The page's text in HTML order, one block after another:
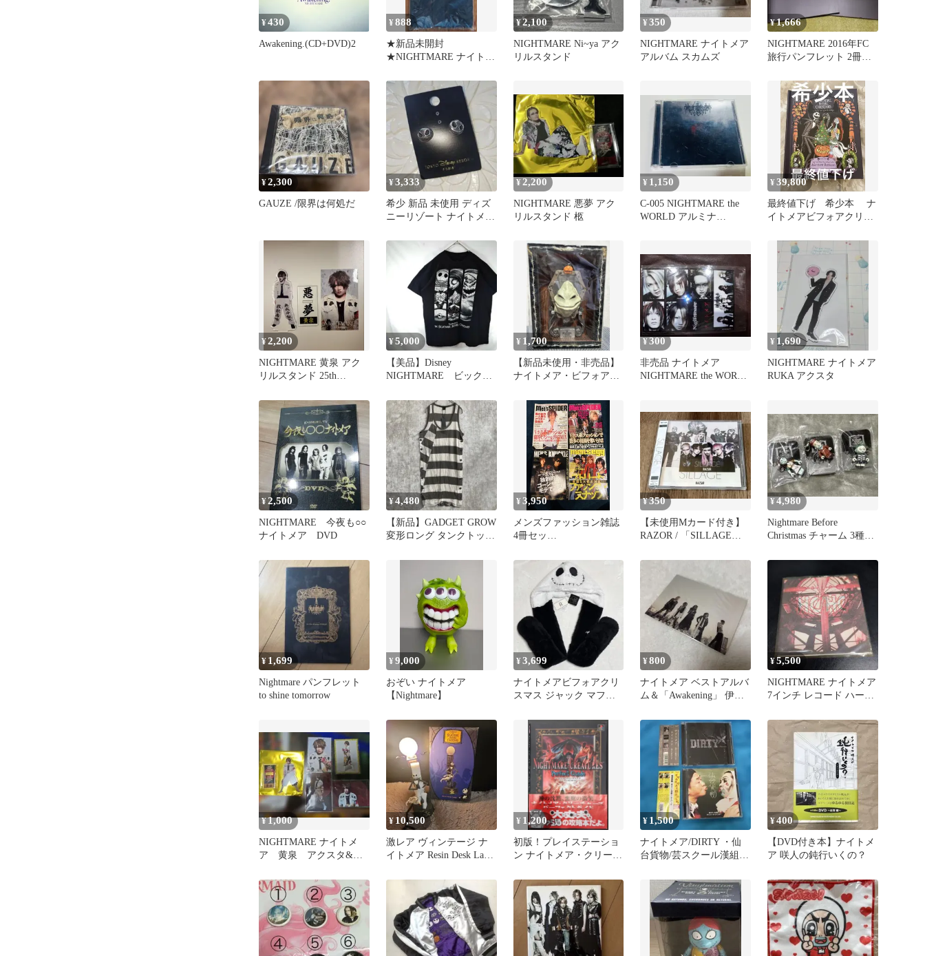
¥430
Awakening.(CD+DVD)2
¥888
★新品未開封
★NIGHTMARE ナイトメ
ータオル 物販
¥2,100
NIGHTMARE Ni~ya アク
リルスタンド
¥350
NIGHTMARE ナイトメア
アルバム スカムズ
¥1,666
NIGHTMARE 2016年FC
旅行パンフレット 2冊セ
¥2,300
GAUZE /限界は何処だ
¥3,333
希少 新品 未使用 ディズ
ニーリゾート ナイトメア
¥ 2,200
NIGHTMARE 悪夢 アク
リルスタンド 柩
¥ 1,150
C-005 NIGHTMARE the
WORLD アルミナ
¥39,800
最終値下げ 希少本 ナ
イトメアビフォアクリス
ク
¥2,200
NIGHTMARE 黄泉 アク
リルスタンド 25th
¥5,000
【美品】Disney
NIGHTMARE ビックプ
イトメア
¥ 1,700
【新品未使用・非売品】
ナイトメア・ビフォア・
¥300
非売品 ナイトメア
NIGHTMARE the WORLD
¥ 1,690
NIGHTMARE ナイトメア
RUKA アクスタ
¥2,500
NIGHTMARE 今夜も○○
ナイトメア DVD
¥4,480
【新品】GADGET GROW
変形ロング タンクトップ
¥3,950
メンズファッション雑誌
4冊セッ
KNUCKLE
¥350
【未使用Mカード付き】
RAZOR / 「SILLAGE」
¥4,980
Nightmare Before
Christmas チャーム 3種セ
¥ 1,699
Nightmare パンフレット
to shine tomorrow
¥9,000
おぞい ナイトメア
【Nightmare】
¥3,699
ナイトメアビフォアクリ
スマス ジャック マフラ
¥800
ナイトメア ベストアルバ
ム＆「Awakening」 伊達
真』
¥5,500
NIGHTMARE ナイトメア
7インチ レコード ハード
¥1,000
NIGHTMARE ナイトメ
ア 黄泉 アクスタ&ト
¥10,500
激レア ヴィンテージ ナ
イトメア Resin Desk Lamp
¥ 1,200
初版！プレイステーショ
ン ナイトメア・クリーチ
ド
¥ 1,500
ナイトメア/DIRTY ・仙
台貨物/芸スクール漢組‼︎
ト】
¥400
【DVD付き本】ナイトメ
ア 咲人の鈍行いくの？